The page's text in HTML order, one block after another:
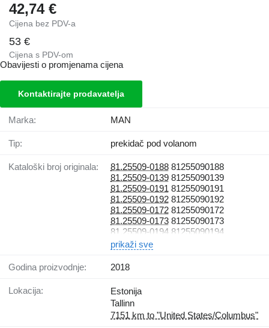
42,74 €
Cijena bez PDV-a
53 €
Cijena s PDV-om
Obavijesti o promjenama cijena
Kontaktirajte prodavatelja
Marka: MAN
Tip: prekidač pod volanom
Kataloški broj originala: 81.25509-0188 81255090188
81.25509-0139 81255090139
81.25509-0191 81255090191
81.25509-0192 81255090192
81.25509-0172 81255090172
81.25509-0173 81255090173
81.25509-0194 81255090194
prikaži sve
Godina proizvodnje: 2018
Lokacija:
Estonija
Tallinn
7151 km to "United States/Columbus"